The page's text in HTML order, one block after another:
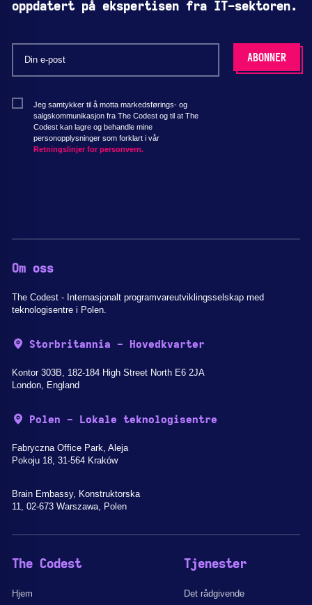
oppdatert på ekspertisen fra IT-sektoren.
Jeg samtykker til å motta markedsførings- og
salgskommunikasjon fra The Codest og til at The
Codest kan lagre og behandle mine
personopplysninger som forklart i vår
Retningslinjer for personvern.
Om oss
The Codest - Internasjonalt programvareutviklingsselskap med
teknologisentre i Polen.
Storbritannia - Hovedkvarter
Kontor 303B, 182-184 High Street North E6 2JA
London, England
Polen - Lokale teknologisentre
Fabryczna Office Park, Aleja
Pokoju 18, 31-564 Kraków
Brain Embassy, Konstruktorska
11, 02-673 Warszawa, Polen
The Codest
Hjem
Tjenester
Det rådgivende